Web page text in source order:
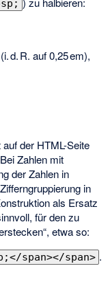
d. R. auf 0,25 em),
der HTML-Seite
Zahlen mit
der Zahlen in
in
als Ersatz
für den zu
etwa so:
span></span> .